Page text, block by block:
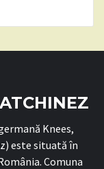
Knees,
este situată în
Comuna